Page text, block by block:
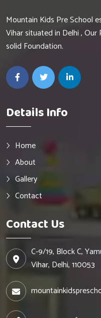
Mountain Kids Pre School
Vihar situated in Delhi ,
solid Foundation.
Details Info
Home
About
Gallery
Contact
Contact Us
C-9/19, Block C,
Vihar, Delhi, 110053